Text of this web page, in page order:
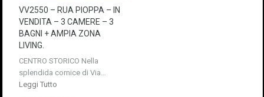
VV2550 – RUA PIOPPA – IN
VENDITA – 3 CAMERE – 3
BAGNI + AMPIA ZONA
LIVING.
CENTRO STORICO Nella
splendida cornice di Via…
Leggi Tutto